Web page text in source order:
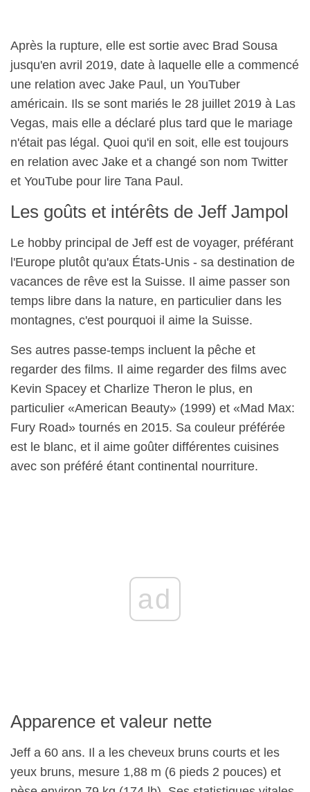
Après la rupture, elle est sortie avec Brad Sousa
jusqu'en avril 2019, date à laquelle elle a commencé
une relation avec Jake Paul, un YouTuber
américain. Ils se sont mariés le 28 juillet 2019 à Las
Vegas, mais elle a déclaré plus tard que le mariage
n'était pas légal. Quoi qu'il en soit, elle est toujours
en relation avec Jake et a changé son nom Twitter
et YouTube pour lire Tana Paul.
Les goûts et intérêts de Jeff Jampol
Le hobby principal de Jeff est de voyager, préférant
l'Europe plutôt qu'aux États-Unis - sa destination de
vacances de rêve est la Suisse. Il aime passer son
temps libre dans la nature, en particulier dans les
montagnes, c'est pourquoi il aime la Suisse.
Ses autres passe-temps incluent la pêche et
regarder des films. Il aime regarder des films avec
Kevin Spacey et Charlize Theron le plus, en
particulier «American Beauty» (1999) et «Mad Max:
Fury Road» tournés en 2015. Sa couleur préférée
est le blanc, et il aime goûter différentes cuisines
avec son préféré étant continental nourriture.
ad
Apparence et valeur nette
Jeff a 60 ans. Il a les cheveux bruns courts et les
yeux bruns, mesure 1,88 m (6 pieds 2 pouces) et